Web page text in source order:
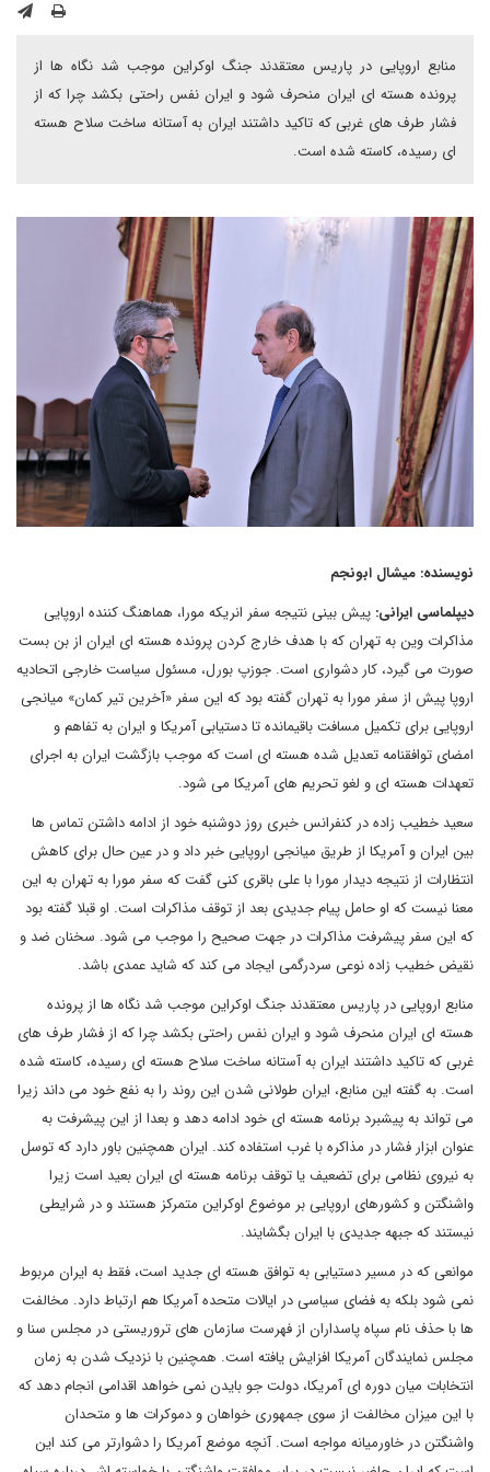
منابع اروپایی در پاریس معتقدند جنگ اوکراین موجب شد نگاه ها از
پرونده هسته ای ایران منحرف شود و ایران نفس راحتی بکشد چرا که از
فشار طرف های غربی که تاکید داشتند ایران به آستانه ساخت سلاح هسته
ای رسیده، کاسته شده است.
نویسنده: میشال ابونجم
دیپلماسی ایرانی: پیش بینی نتیجه سفر انریکه مورا، هماهنگ کننده اروپایی
مذاکرات وین به تهران که با هدف خارج کردن پرونده هسته ای ایران از بن بست
صورت می گیرد، کار دشواری است. جوزپ بورل، مسئول سیاست خارجی اتحادیه
اروپا پیش از سفر مورا به تهران گفته بود که این سفر «آخرین تیر کمان» میانجی
اروپایی برای تکمیل مسافت باقیمانده تا دستیابی آمریکا و ایران به تفاهم و
امضای توافقنامه تعدیل شده هسته ای است که موجب بازگشت ایران به اجرای
تعهدات هسته ای و لغو تحریم های آمریکا می شود.
سعید خطیب زاده در کنفرانس خبری روز دوشنبه خود از ادامه داشتن تماس ها
بین ایران و آمریکا از طریق میانجی اروپایی خبر داد و در عین حال برای کاهش
انتظارات از نتیجه دیدار مورا با علی باقری کنی گفت که سفر مورا به تهران به این
معنا نیست که او حامل پیام جدیدی بعد از توقف مذاکرات است. او قبلا گفته بود
که این سفر پیشرفت مذاکرات در جهت صحیح را موجب می شود. سخنان ضد و
نقیض خطیب زاده نوعی سردرگمی ایجاد می کند که شاید عمدی باشد.
منابع اروپایی در پاریس معتقدند جنگ اوکراین موجب شد نگاه ها از پرونده
هسته ای ایران منحرف شود و ایران نفس راحتی بکشد چرا که از فشار طرف های
غربی که تاکید داشتند ایران به آستانه ساخت سلاح هسته ای رسیده، کاسته شده
است. به گفته این منابع، ایران طولانی شدن این روند را به نفع خود می داند زیرا
می تواند به پیشبرد برنامه هسته ای خود ادامه دهد و بعدا از این پیشرفت به
عنوان ابزار فشار در مذاکره با غرب استفاده کند. ایران همچنین باور دارد که توسل
به نیروی نظامی برای تضعیف یا توقف برنامه هسته ای ایران بعید است زیرا
واشنگتن و کشورهای اروپایی بر موضوع اوکراین متمرکز هستند و در شرایطی
نیستند که جبهه جدیدی با ایران بگشایند.
موانعی که در مسیر دستیابی به توافق هسته ای جدید است، فقط به ایران مربوط
نمی شود بلکه به فضای سیاسی در ایالات متحده آمریکا هم ارتباط دارد. مخالفت
ها با حذف نام سپاه پاسداران از فهرست سازمان های تروریستی در مجلس سنا و
مجلس نمایندگان آمریکا افزایش یافته است. همچنین با نزدیک شدن به زمان
انتخابات میان دوره ای آمریکا، دولت جو بایدن نمی خواهد اقدامی انجام دهد که
با این میزان مخالفت از سوی جمهوری خواهان و دموکرات ها و متحدان
واشنگتن در خاورمیانه مواجه است. آنچه موضع آمریکا را دشوارتر می کند این